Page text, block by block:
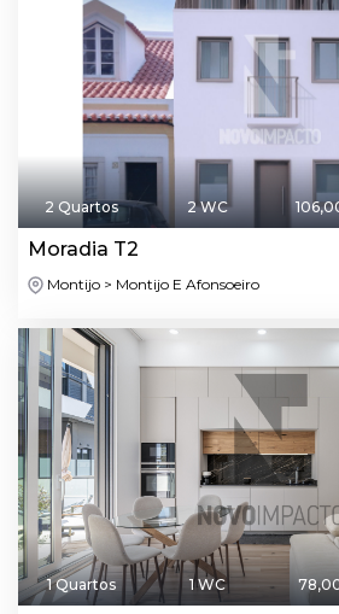
2 Quartos 2 WC
Moradia T2
Montijo > Montijo E Afonsoeiro
1 Quartos 1 WC